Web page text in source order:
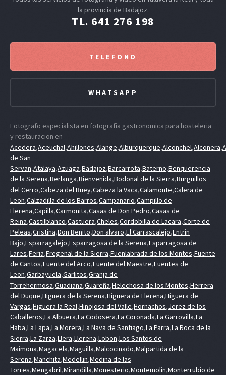
la provincia de Badajoz.
TL. 641 276 198
TELEFONO
WHATSAPP
Fotografo especialista en fotografia gastronomica para hosteleria
y restauracion en
Acedera,Aceuchal,Ahillones,Alange,Alburquerque,Alconchel,Alconera,
de San
Servan,Atalaya,Azuaga,Badajoz,Barcarrota,Baterno,Benquerencia
de la Serena,Berlanga,Bienvenida,Bodonal de la Sierra,Burguillos
del Cerro,Cabeza del Buey,Cabeza la Vaca,Calamonte,Calera de
Leon,Calzadilla de los Barros,Campanario,Campillo de
Llerena,Capilla,Carmonita,Casas de Don Pedro,Casas de
Reina,Castilblanco,Castuera,Cheles,Cordobilla de Lacara,Corte de
Peleas,Cristina,Don Benito,Don alvaro,El Carrascalejo,Entrin
Bajo,Esparragalejo,Esparragosa de la Serena,Esparragosa de
Lares,Feria,Fregenal de la Sierra,Fuenlabrada de los Montes,Fuente
de Cantos,Fuente del Arco,Fuente del Maestre,Fuentes de
Leon,Garbayuela,Garlitos,Granja de
Torrehermosa,Guadiana,Guareña,Helechosa de los Montes,Herrera
del Duque,Higuera de la Serena,Higuera de Llerena,Higuera de
Vargas,Higuera la Real,Hinojosa del Valle,Hornachos,Jerez de los
Caballeros,La Albuera,La Codosera,La Coronada,La Garrovilla,La
Haba,La Lapa,La Morera,La Nava de Santiago,La Parra,La Roca de la
Sierra,La Zarza,Llera,Llerena,Lobon,Los Santos de
Maimona,Magacela,Maguilla,Malcocinado,Malpartida de la
Serena,Manchita,Medellin,Medina de las
Torres,Mengabril,Mirandilla,Monesterio,Montemolin,Monterrubio de